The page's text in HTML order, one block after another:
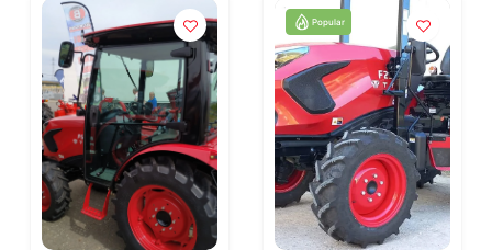
Popular